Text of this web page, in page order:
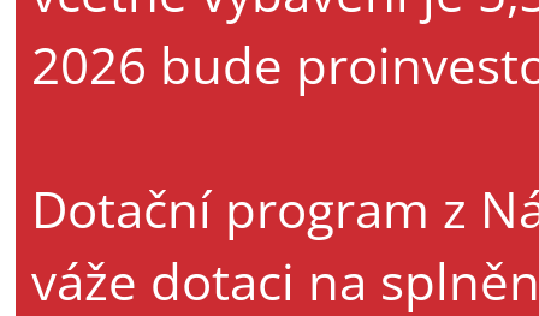
2026 bude
Dotační program z
váže dotaci na